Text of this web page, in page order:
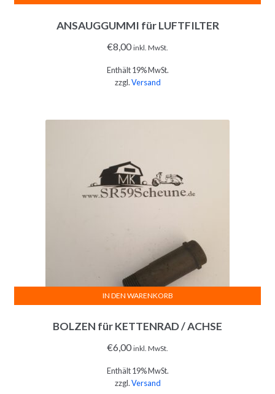
ANSAUGGUMMI für LUFTFILTER
€8,00 inkl. MwSt.
Enthält 19% MwSt.
zzgl.Versand
BOLZEN für KETTENRAD / ACHSE
€6,00 inkl. MwSt.
Enthält 19% MwSt.
zzgl.Versand
IN DEN WARENKORB